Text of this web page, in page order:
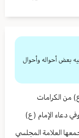
بعض أحواله وأحوال
من الكرامات
دعاء الإمام (ع)
العلامة المجلسي